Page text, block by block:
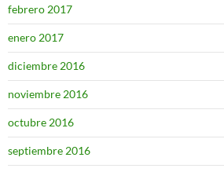
febrero 2017
enero 2017
diciembre 2016
noviembre 2016
octubre 2016
septiembre 2016